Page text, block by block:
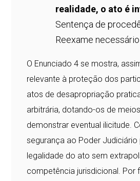
realidade, o ato é
Sentença de
Reexame
O Enunciado 4 se mostra,
relevante à proteção dos
atos de desapropriação
arbitrária, dotando-os de
demonstrar eventual ilicitude.
segurança ao Poder Judiciário
legalidade do ato sem
competência jurisdicional. Por